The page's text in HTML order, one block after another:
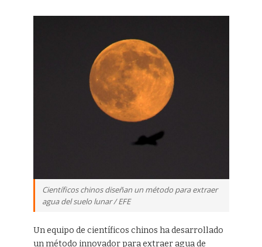
Científicos chinos diseñan un método para extraer
agua del suelo lunar / EFE
Un equipo de científicos chinos ha desarrollado
un método innovador para extraer agua de